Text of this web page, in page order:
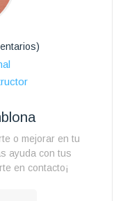
o mejorar en tu
ayuda con tus
en contacto¡